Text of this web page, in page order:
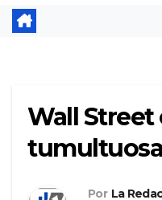
Wall Street
Por La